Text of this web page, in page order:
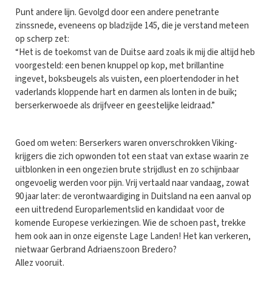
Punt andere lijn. Gevolgd door een andere penetrante
zinssnede, eveneens op bladzijde 145, die je verstand meteen
op scherp zet:
“Het is de toekomst van de Duitse aard zoals ik mij die altijd heb
voorgesteld: een benen knuppel op kop, met brillantine
ingevet, boksbeugels als vuisten, een ploertendoder in het
vaderlands kloppende hart en darmen als lonten in de buik;
berserkerwoede als drijfveer en geestelijke leidraad.”
Goed om weten: Berserkers waren onverschrokken Viking-
krijgers die zich opwonden tot een staat van extase waarin ze
uitblonken in een ongezien brute strijdlust en zo schijnbaar
ongevoelig werden voor pijn. Vrij vertaald naar vandaag, zowat
90 jaar later: de verontwaardiging in Duitsland na een aanval op
een uittredend Europarlementslid en kandidaat voor de
komende Europese verkiezingen. Wie de schoen past, trekke
hem ook aan in onze eigenste Lage Landen! Het kan verkeren,
nietwaar Gerbrand Adriaenszoon Bredero?
Allez vooruit.